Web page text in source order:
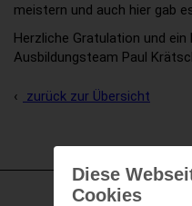
Diese
Cookies
meistern und auch hier gab
Herzliche Gratulation und ein
Ausbildungsteam Paul
zurück zur Übersicht